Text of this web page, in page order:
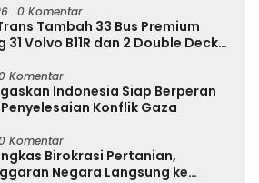
0 Komentar
Tambah 33 Bus Premium
Volvo B11R dan 2 Double Decker
Komentar
Indonesia Siap Berperan
Konflik Gaza
Komentar
Birokrasi Pertanian,
Negara Langsung ke